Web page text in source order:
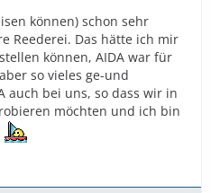
können) schon sehr
Reederei. Das hätte ich mir
können, AIDA war für
so vieles ge-und
auch bei uns, so dass wir in
möchten und ich bin